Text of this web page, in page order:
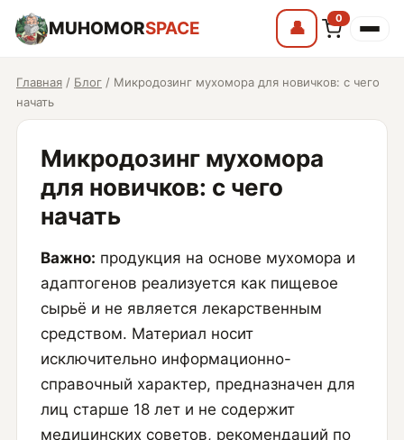
MUHOMORSPACE 👤 0
Главная / Блог / Микродозинг мухомора для новичков: с чего
начать
Микродозинг мухомора
для новичков: с чего
начать
Важно: продукция на основе мухомора и
адаптогенов реализуется как пищевое
сырьё и не является лекарственным
средством. Материал носит
исключительно информационно-
справочный характер, предназначен для
лиц старше 18 лет и не содержит
медицинских советов, рекомендаций по